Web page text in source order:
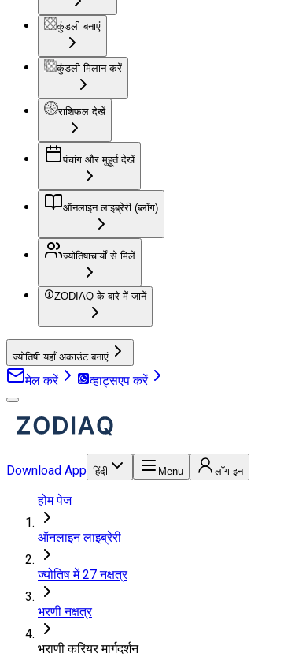
कुंडली बनाएं
कुंडली मिलान करें
राशिफल देखें
पंचांग और मुहूर्त देखें
ऑनलाइन लाइब्रेरी (ब्लॉग)
ज्योतिषाचार्यों से मिलें
ZODIAQ के बारे में जानें
ज्योतिषी यहाँ अकाउंट बनाएं
मेल करें व्हाट्सएप करें
Download App हिंदी Menu लॉग इन
होम पेज
ऑनलाइन लाइब्रेरी
ज्योतिष में 27 नक्षत्र
भरणी नक्षत्र
भराणी करियर मार्गदर्शन